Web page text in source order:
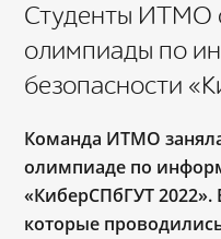
Студенты ИТМО
олимпиады по
безопасности
Команда ИТМО
олимпиаде по
«КиберСПбГУТ 2022».
которые